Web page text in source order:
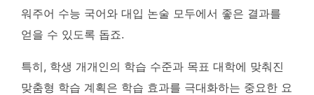
워주어 수능 국어와 대입 논술 모두에서 좋은 결과를
얻을 수 있도록 돕죠.
특히, 학생 개개인의 학습 수준과 목표 대학에 맞춰진
맞춤형 학습 계획은 학습 효과를 극대화하는 중요한 요